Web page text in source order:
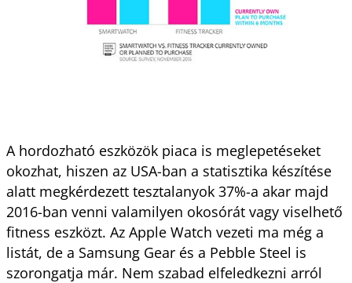
A hordozható eszközök piaca is meglepetéseket
okozhat, hiszen az USA-ban a statisztika készítése
alatt megkérdezett tesztalanyok 37%-a akar majd
2016-ban venni valamilyen okosórát vagy viselhető
fitness eszközt. Az Apple Watch vezeti ma még a
listát, de a Samsung Gear és a Pebble Steel is
szorongatja már. Nem szabad elfeledkezni arról